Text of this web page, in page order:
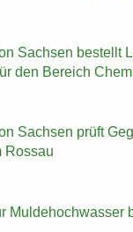
Sach­sen be­stellt
den Be­reich
Sach­sen prüft
Ros­sau
Mul­de­hoch­was­ser